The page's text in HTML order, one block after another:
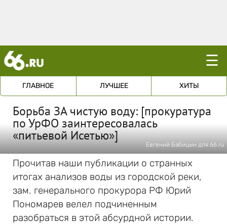
☰
ГЛАВНОЕ ЛУЧШЕЕ ХИТЫ
Борьба ЗА чистую воду: [прокуратура
по УрФО заинтересовалась
«питьевой Исетью»]
Евгений Бабицын для 66.ru
Прочитав наши публикации о странных
итогах анализов воды из городской реки,
зам. генерального прокурора РФ Юрий
Пономарев велел подчиненным
разобраться в этой абсурдной истории.